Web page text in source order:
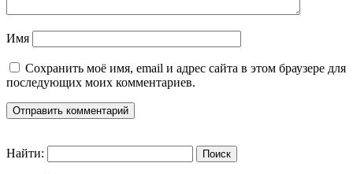
Имя
Сохранить моё имя, email и адрес сайта в этом браузере для
последующих моих комментариев.
Найти: